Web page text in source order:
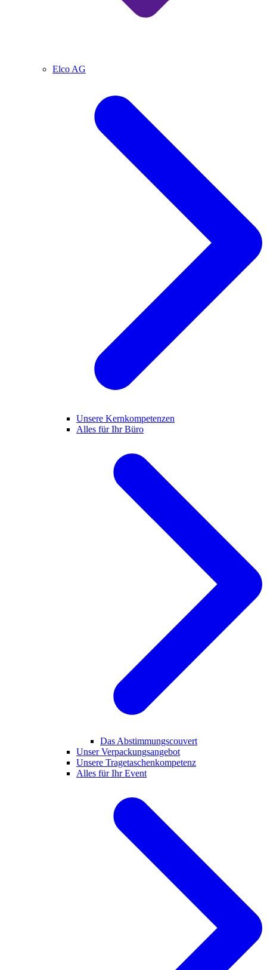
Elco AG
Unsere Kernkompetenzen
Alles für Ihr Büro
Das Abstimmungscouvert
Unser Verpackungsangebot
Unsere Tragetaschenkompetenz
Alles für Ihr Event